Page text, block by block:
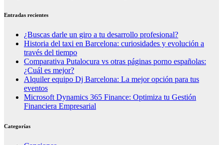
Entradas recientes
¿Buscas darle un giro a tu desarrollo profesional?
Historia del taxi en Barcelona: curiosidades y evolución a
través del tiempo
Comparativa Putalocura vs otras páginas porno españolas:
¿Cuál es mejor?
Alquiler equipo Dj Barcelona: La mejor opción para tus
eventos
Microsoft Dynamics 365 Finance: Optimiza tu Gestión
Financiera Empresarial
Categorías